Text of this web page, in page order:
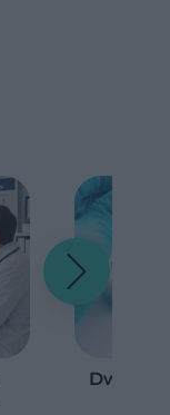
Dwaj